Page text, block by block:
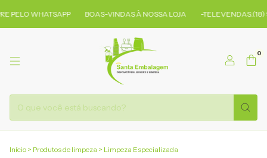
PELO WHATSAPP BOAS-VINDAS À NOSSA LOJA -
0
Início > Produtos de limpeza > Limpeza Especializada